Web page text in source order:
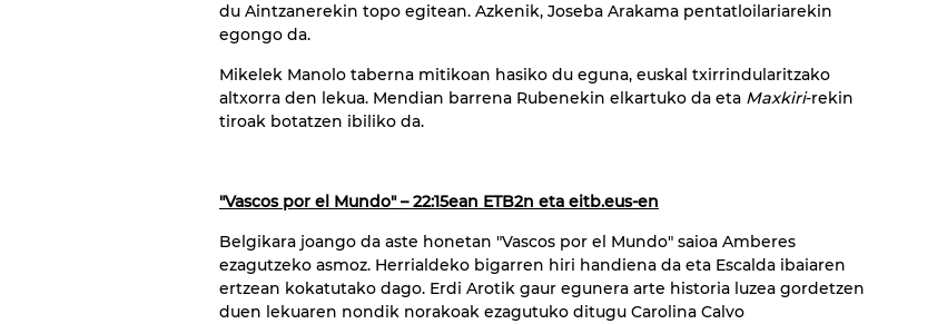
du Aintzanerekin topo egitean. Azkenik, Joseba Arakama pentatloilariarekin
egongo da.
Mikelek Manolo taberna mitikoan hasiko du eguna, euskal txirrindularitzako
altxorra den lekua. Mendian barrena Rubenekin elkartuko da eta Maxkiri-rekin
tiroak botatzen ibiliko da.
"Vascos por el Mundo" – 22:15ean ETB2n eta eitb.eus-en
Belgikara joango da aste honetan "Vascos por el Mundo" saioa Amberes
ezagutzeko asmoz. Herrialdeko bigarren hiri handiena da eta Escalda ibaiaren
ertzean kokatutako dago. Erdi Arotik gaur egunera arte historia luzea gordetzen
duen lekuaren nondik norakoak ezagutuko ditugu Carolina Calvo